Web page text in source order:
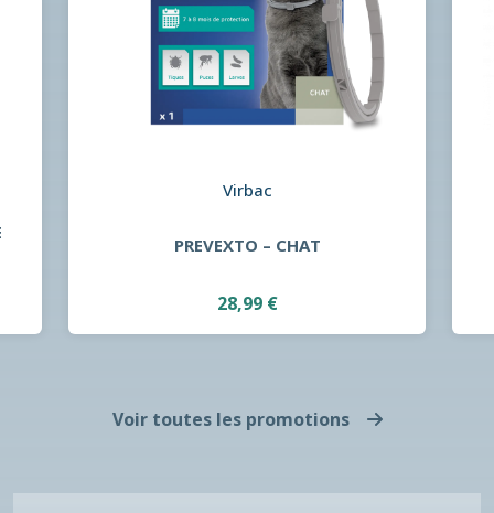
Virbac
PREVEXTO – CHAT
28,99 €
Voir toutes les promotions